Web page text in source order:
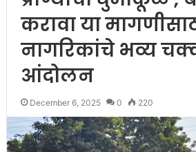
करावा या
नागरिकांचे भव्य
आंदोलन
December 6, 2025 0 220